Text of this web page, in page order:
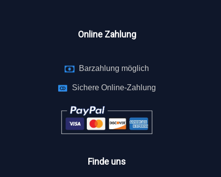
Online Zahlung
Barzahlung möglich
Sichere Online-Zahlung
Finde uns